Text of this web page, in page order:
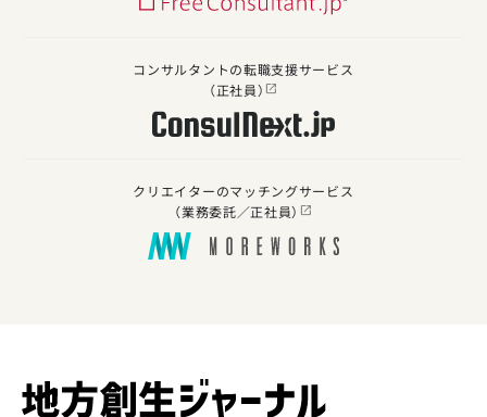
コンサルタントの転職支援サービス
（正社員）
クリエイターのマッチングサービス
（業務委託／正社員）